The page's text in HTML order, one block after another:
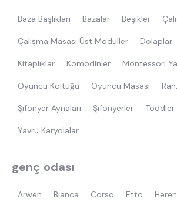
Baza Başlıkları Bazalar Beşikler
Çalışma Masası Üst Modüller Dolaplar
Kitaplıklar Komodinler Montessori
Oyuncu Koltuğu Oyuncu Masası
Şifonyer Aynaları Şifonyerler Toddler
Yavru Karyolalar
genç odası
Arwen Bianca Corso Etto Heren